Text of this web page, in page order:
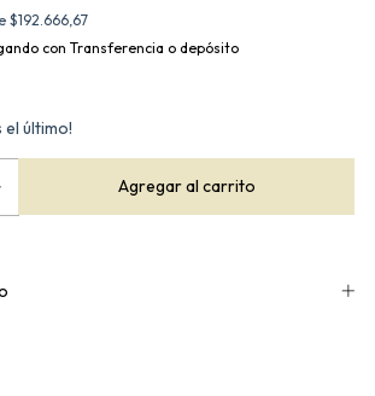
$192.666,67
con Transferencia o depósito
el último!